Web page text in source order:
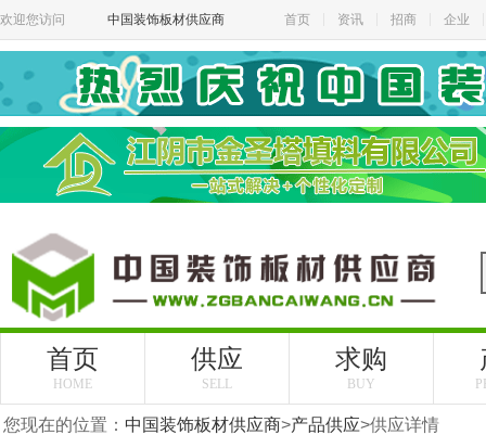
欢迎您访问 中国装饰板材供应商 首页 资讯 招商 企业
首页
HOME
供应
SELL
求购
BUY
您现在的位置： 中国装饰板材供应商>产品供应>供应详情